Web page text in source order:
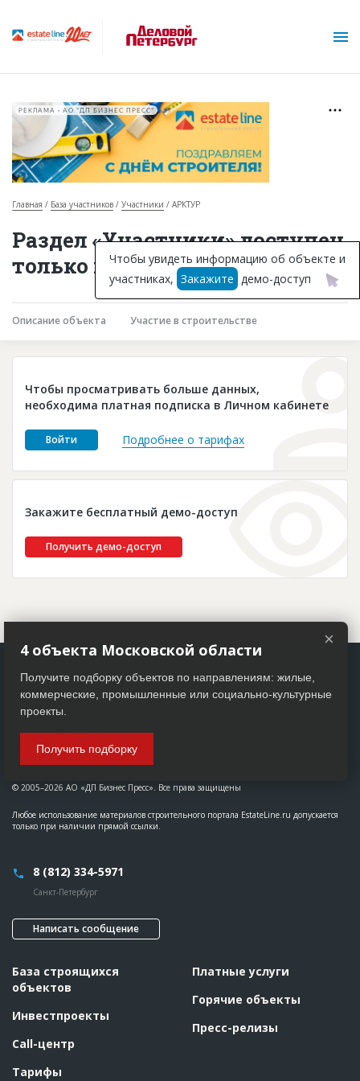
Горячие объекты
База строящихся объектов
Инвестпроекты
Глоссарий
Платные услуги
Пресс-релизы
РЕКЛАМА • АО "ДП БИЗНЕС ПРЕСС"
Главная База участников Участники АРКТУР
Раздел «Участники» доступен
только подписчикам
Описание объекта Участие в строительстве
Чтобы просматривать больше данных,
необходима платная подписка в Личном кабинете
Войти Подробнее о тарифах
Закажите бесплатный демо-доступ
Получить демо-доступ
Чтобы увидеть информацию об объекте и
участниках, Закажите демо-доступ
© 2005–2026 АО «ДП Бизнес Пресс». Все права защищены
Любое использование материалов строительного портала EstateLine.ru допускается
только при наличии прямой ссылки.
8 (812) 334-5971
Санкт-Петербург
Написать сообщение
База строящихся
объектов
Инвестпроекты
Call-центр
Тарифы
Платные услуги
Горячие объекты
Пресс-релизы
×
4 объекта Московской области
Получите подборку объектов по направлениям: жилые,
коммерческие, промышленные или социально-культурные
проекты.
Получить подборку